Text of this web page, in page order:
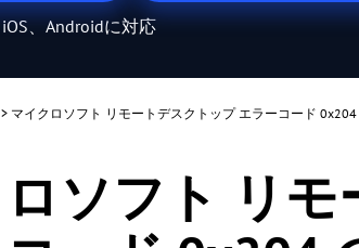
リモートワーク
オフィスと同じようにリモートで働く
リモートゲーム
どこからでもゲームをプレイ
海外にあるサーバーもスムーズに操作
プラ
画面
たくさ
柔軟な
、Androidに対応
> マイクロソフト リモートデスクトップ エラーコード
ソフト リ